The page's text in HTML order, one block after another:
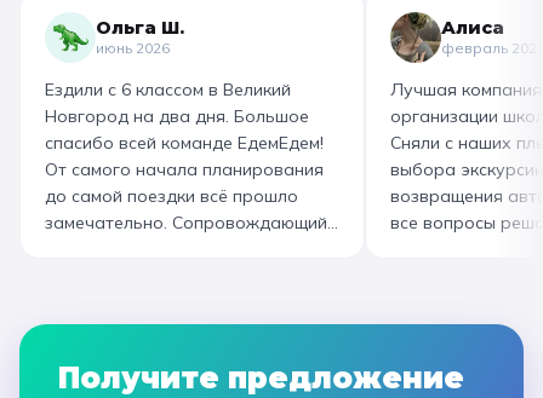
маршрут для себя, настолько
интересно и насыщенно было.
Огромная благодарность
организатору! Вы лучшие: от
выбора супер-маршрута, питания,
гостиницы, тайминга, до
интересного экскурсовода и
приятного водителя. Всё на
высшем уровне 👌
гигантский
изготовили
слоёного теста,
со скоморохом,
загадками. В
горячие
производстве
вкусный и
Ольга Ш.
июнь 2026
Ездили с 6 классом в Великий
Новгород на два дня. Большое
спасибо всей команде ЕдемЕдем!
От самого начала планирования
до самой поездки всё прошло
замечательно. Сопровождающий
чистые, комфортные, отель и
необычные театрализованные
Алиса
февраль
Лучшая
организации
Сняли с наших
выбора
возвращения
все вопросы
которая
наконец-то
облегчением!
Получите предложение